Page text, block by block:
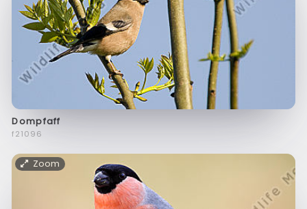
Dompfaff
f21096
Zoom